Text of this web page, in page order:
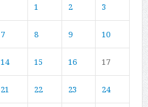
1 2 3
7 8 9 10
14 15 16 17
21 22 23 24